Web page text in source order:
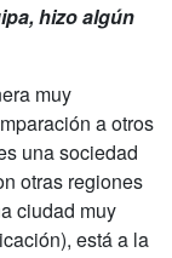
hizo algún
muy
a otros
una sociedad
otras regiones
ciudad muy
está a la